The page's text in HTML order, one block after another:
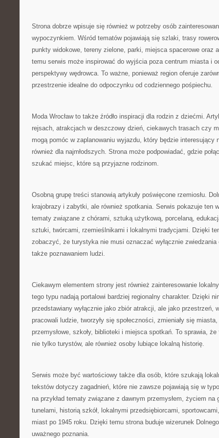
Strona dobrze wpisuje się również w potrzeby osób
wypoczynkiem. Wśród tematów pojawiają się szlaki, trasy
punkty widokowe, tereny zielone, parki, miejsca spacerowe oraz
temu serwis może inspirować do wyjścia poza centrum miasta i
perspektywy wędrowca. To ważne, ponieważ region oferuje
przestrzenie idealne do odpoczynku od codziennego pośpiechu.
Moda Wrocław to także źródło inspiracji dla rodzin z dziećmi.
rejsach, atrakcjach w deszczowy dzień, ciekawych trasach czy
mogą pomóc w zaplanowaniu wyjazdu, który będzie interesujący
również dla najmłodszych. Strona może podpowiadać, gdzie
szukać miejsc, które są przyjazne rodzinom.
Osobną grupę treści stanowią artykuły poświęcone rzemiosłu.
krajobrazy i zabytki, ale również spotkania. Serwis pokazuje ten
tematy związane z chórami, sztuką użytkową, porcelaną,
sztuki, twórcami, rzemieślnikami i lokalnymi tradycjami. Dzięki
zobaczyć, że turystyka nie musi oznaczać wyłącznie
także poznawaniem ludzi.
Ciekawym elementem strony jest również zainteresowanie
tego typu nadają portalowi bardziej regionalny charakter. Dzięki
przedstawiany wyłącznie jako zbiór atrakcji, ale jako przestrzeń,
pracowali ludzie, tworzyły się społeczności, zmieniały się miasta,
przemysłowe, szkoły, biblioteki i miejsca spotkań. To sprawia,
nie tylko turystów, ale również osoby lubiące lokalną historię.
Serwis może być wartościowy także dla osób, które szukają
tekstów dotyczy zagadnień, które nie zawsze pojawiają się w
na przykład tematy związane z dawnym przemysłem, życiem na
tunelami, historią szkół, lokalnymi przedsiębiorcami,
miast po 1945 roku. Dzięki temu strona buduje wizerunek
uważnego poznania.